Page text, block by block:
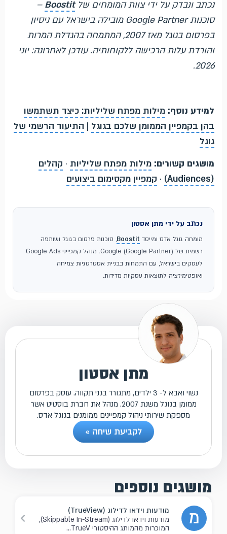
נכתב ונבדק על ידי צוות המומחים שלBoostit
–
סוכנות Google Partner מובילה בישראל עם ניסיון
בפרסום בגוגל מאז 2007, המתמחה בהגדלת המרות
והורדת עלות הרכישה ללקוחותיה. עודכן לאחרונה: יוני
2026.
למידע נוסף: מילות מפתח שליליות: כיצד תשתמשו
בהן בקמפיין הממומן שלכם בגוגל | התיעוד הרשמי של
גוגל
מושגים קשורים: מילות מפתח שליליות · קהלים
(Audiences)
· קמפיין מקסימום ביצועים
נכתב על ידי מתן אסטון
מומחה גוגל אדס ומייסד Boostit, סוכנות פרסום בגוגל ושותפה
רשמית של Google (Google Partner). מנהל קמפייני Google Ads
לעסקים בישראל, עם התמחות בבניית אסטרטגיות צמיחה
ואופטימיזציה לתוצאות עסקיות מדידות.
מתן אסטון
נשוי ואבא ל- 3 ילדים, מתגורר בגני תקווה. עוסק בפרסום
ממומן בגוגל משנת 2007. מנהל את חברת בוסטיט אשר
מספקת שירותי ניהול קמפיינים ממומנים בגוגל אדס.
לקביעת שיחה »
מושגים נוספים
מ
מודעות וידאו לדילוג (TrueView)
מודעות וידאו לדילוג (Skippable In-Stream),
המוכרות מהמותג ההיסטורי TrueV...